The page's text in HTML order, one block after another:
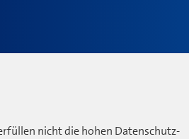
nicht die hohen Datenschutz-